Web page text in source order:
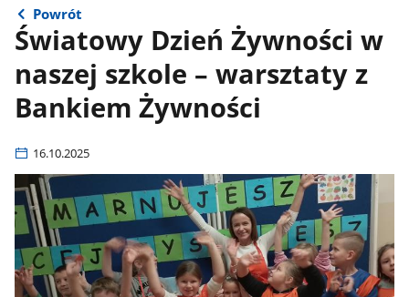
Powrót
Światowy Dzień Żywności w
naszej szkole – warsztaty z
Bankiem Żywności
16.10.2025